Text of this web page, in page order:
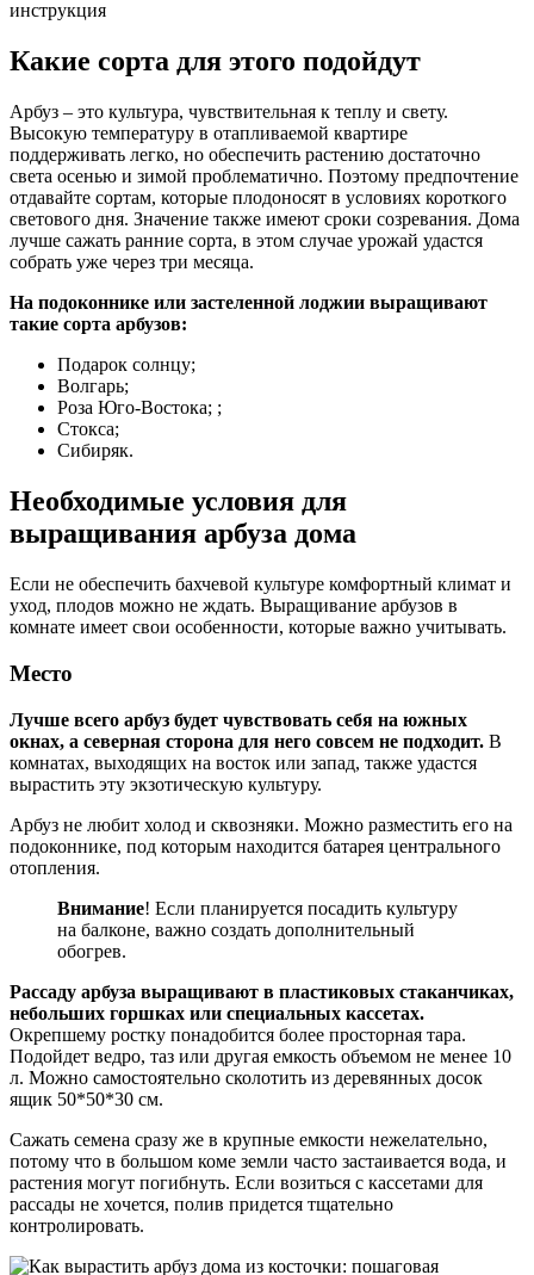
Какие сорта для этого подойдут
Арбуз – это культура, чувствительная к теплу и свету.
Высокую температуру в отапливаемой квартире
поддерживать легко, но обеспечить растению достаточно
света осенью и зимой проблематично. Поэтому предпочтение
отдавайте сортам, которые плодоносят в условиях короткого
светового дня. Значение также имеют сроки созревания. Дома
лучше сажать ранние сорта, в этом случае урожай удастся
собрать уже через три месяца.
На подоконнике или застеленной лоджии выращивают
такие сорта арбузов:
Подарок солнцу;
Волгарь;
Роза Юго-Востока; ;
Стокса;
Сибиряк.
Необходимые условия для
выращивания арбуза дома
Если не обеспечить бахчевой культуре комфортный климат и
уход, плодов можно не ждать. Выращивание арбузов в
комнате имеет свои особенности, которые важно учитывать.
Место
Лучше всего арбуз будет чувствовать себя на южных
окнах, а северная сторона для него совсем не подходит. В
комнатах, выходящих на восток или запад, также удастся
вырастить эту экзотическую культуру.
Арбуз не любит холод и сквозняки. Можно разместить его на
подоконнике, под которым находится батарея центрального
отопления.
Внимание! Если планируется посадить культуру
на балконе, важно создать дополнительный
обогрев.
Рассаду арбуза выращивают в пластиковых стаканчиках,
небольших горшках или специальных кассетах.
Окрепшему ростку понадобится более просторная тара.
Подойдет ведро, таз или другая емкость объемом не менее 10
л. Можно самостоятельно сколотить из деревянных досок
ящик 50*50*30 см.
Сажать семена сразу же в крупные емкости нежелательно,
потому что в большом коме земли часто застаивается вода, и
растения могут погибнуть. Если возиться с кассетами для
рассады не хочется, полив придется тщательно
контролировать.